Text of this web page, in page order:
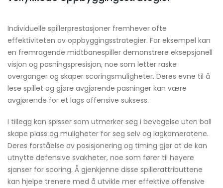
Individuelle spillerprestasjoner fremhever ofte
effektiviteten av oppbyggingsstrategier. For eksempel kan
en fremragende midtbanespiller demonstrere eksepsjonell
visjon og pasningspresisjon, noe som letter raske
overganger og skaper scoringsmuligheter. Deres evne til å
lese spillet og gjøre avgjørende pasninger kan være
avgjørende for et lags offensive suksess.
I tillegg kan spisser som utmerker seg i bevegelse uten ball
skape plass og muligheter for seg selv og lagkameratene.
Deres forståelse av posisjonering og timing gjør at de kan
utnytte defensive svakheter, noe som fører til høyere
sjanser for scoring. Å gjenkjenne disse spillerattributtene
kan hjelpe trenere med å utvikle mer effektive offensive